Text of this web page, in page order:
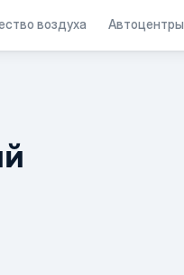
воздуха Автоцентры